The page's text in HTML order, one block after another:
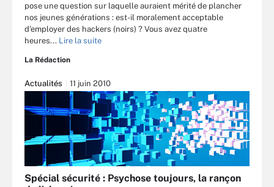
pose une question sur laquelle auraient mérité de plancher
nos jeunes générations : est-il moralement acceptable
d'employer des hackers (noirs) ? Vous avez quatre
heures... Lire la suite
La Rédaction
Actualités 11 juin 2010
Spécial sécurité : Psychose toujours, la rançon